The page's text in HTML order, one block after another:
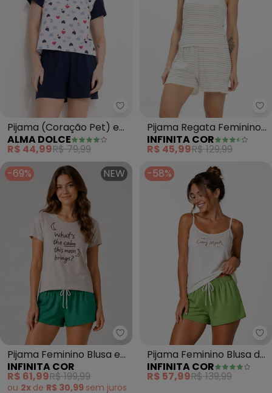
Alma Dolce - Pijama (Coração
Pijama (Coração Pet) em
Malha de Algodão
ALMA DOLCE
R$ 44,99R$ 79,99
Pijama Regata Feminino
Regata (Azul)
INFINITA COR
R$ 45,99R$ 129,99
-69%
NEW
Infinita Cor - Pijama Feminino
Pijama Feminino Blusa e
Short (Verde)
INFINITA COR
R$ 61,99R$ 199,99
ou 2x de R$ 30,99 sem juros
-58%
Pijama Feminino Blusa de
Alça e Short (Verde)
INFINITA COR
R$ 57,99R$ 139,99